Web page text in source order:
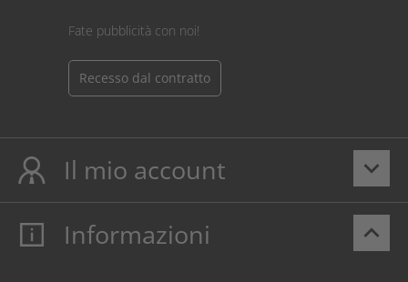
Fate pubblicità con noi!
Recesso dal contratto
keyboard_arrow_down
Il mio account
Il mio account
keyboard_arrow_up
Informazioni